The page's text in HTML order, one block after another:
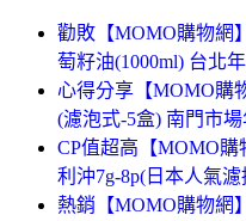
勸敗【MOMO購物網
萄籽油(1000ml) 台北
心得分享【MOMO購
(濾泡式-5盒) 南門市
CP值超高【MOMO
利沖7g-8p(日本人氣
熱銷【MOMO購物網